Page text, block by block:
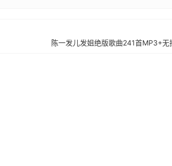
陈一发儿发姐绝版歌曲241首MP3+无